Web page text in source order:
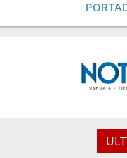
en Obras Privadas